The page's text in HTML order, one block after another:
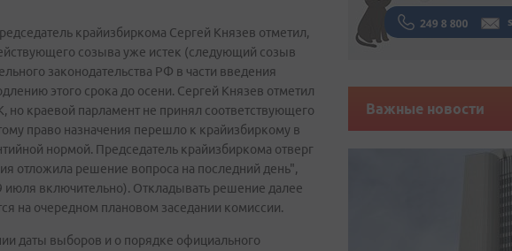
крайизбиркома Сергей Князев отметил,
созыва уже истек (следующий созыв
законодательства РФ в части введения
этого срока до осени. Сергей Князев отметил
краевой парламент не принял соответствующего
право назначения перешло к крайизбиркому в
нормой. Председатель крайизбиркома отверг
отложила решение вопроса на последний день",
июля включительно). Откладывать решение далее
на очередном плановом заседании комиссии.
даты выборов и о порядке официального
Важные новости